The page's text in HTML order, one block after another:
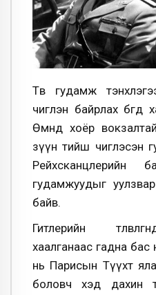
Төв гудамж
чиглэн байрлах
Өмнөд хоёр
зүүн тийш чиглэсэн
Рейхсканцлерийн
гудамжуудыг
байв.
Гитлерийн
хаалганаас гадна бас
нь Парисын Түүхт
боловч хэд дахин